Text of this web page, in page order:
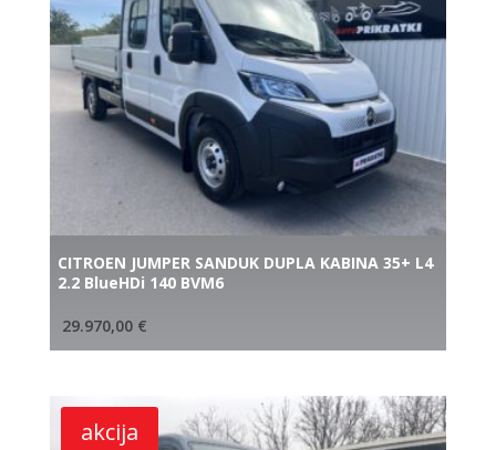
CITROEN JUMPER SANDUK DUPLA KABINA 35+ L4
2.2 BlueHDi 140 BVM6
29.970,00 €
akcija